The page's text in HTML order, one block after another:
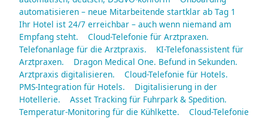
automatisieren – neue Mitarbeitende startklar ab Tag 1
Ihr Hotel ist 24/7 erreichbar – auch wenn niemand am
Empfang steht.
Cloud-Telefonie für Arztpraxen.
Telefonanlage für die Arztpraxis.
KI-Telefonassistent für
Arztpraxen.
Dragon Medical One. Befund in Sekunden.
Arztpraxis digitalisieren.
Cloud-Telefonie für Hotels.
PMS-Integration für Hotels.
Digitalisierung in der
Hotellerie.
Asset Tracking für Fuhrpark & Spedition.
Temperatur-Monitoring für die Kühlkette.
Cloud-Telefonie